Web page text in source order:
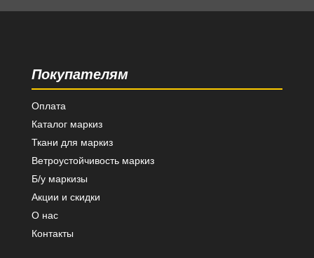
Покупателям
Оплата
Каталог маркиз
Ткани для маркиз
Ветроустойчивость маркиз
Б/у маркизы
Акции и скидки
О нас
Контакты